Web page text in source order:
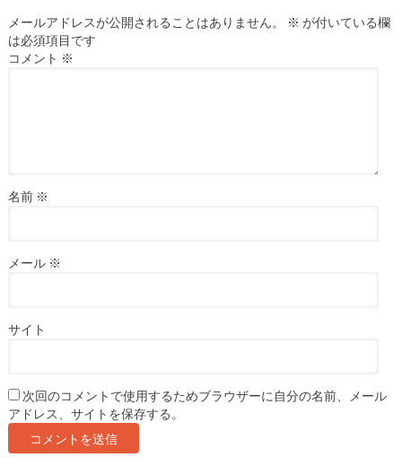
メールアドレスが公開されることはありません。 ※ が付いている欄
は必須項目です
コメント ※
名前 ※
メール ※
サイト
次回のコメントで使用するためブラウザーに自分の名前、メール
アドレス、サイトを保存する。